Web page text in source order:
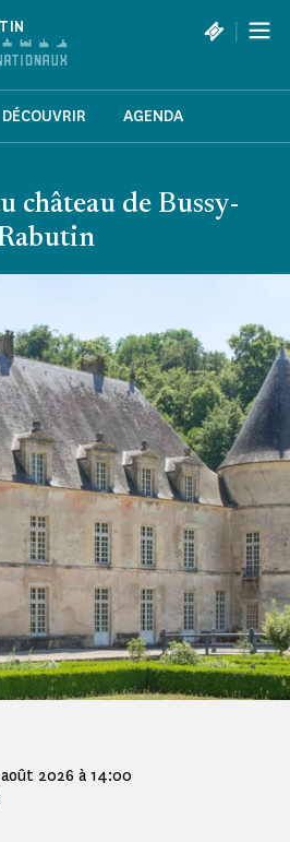
|
DÉCOUVRIR AGENDA
château de Bussy-
2026 à 14:00